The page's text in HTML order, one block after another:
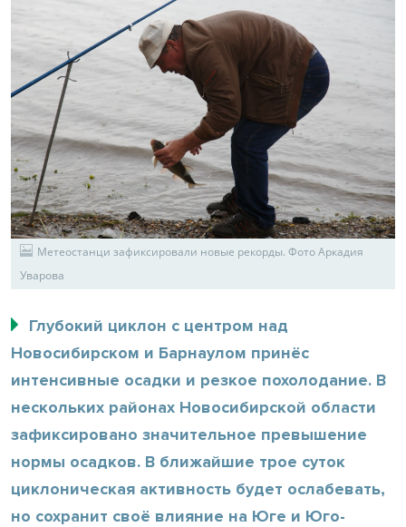
Метеостанци зафиксировали новые рекорды. Фото Аркадия
Уварова
Глубокий циклон с центром над
Новосибирском и Барнаулом принёс
интенсивные осадки и резкое похолодание. В
нескольких районах Новосибирской области
зафиксировано значительное превышение
нормы осадков. В ближайшие трое суток
циклоническая активность будет ослабевать,
но сохранит своё влияние на Юге и Юго-